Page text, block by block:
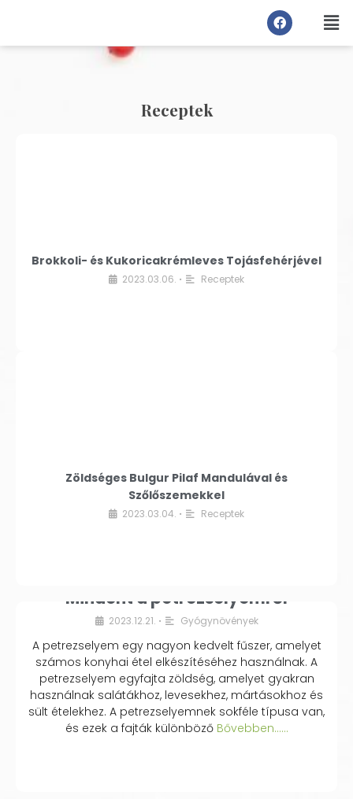
Receptek
Brokkoli- és Kukoricakrémleves Tojásfehérjével
2023.03.06. • Receptek
Zöldséges Bulgur Pilaf Mandulával és
Szőlőszemekkel
2023.03.04. • Receptek
Mindent a petrezselyemről
2023.12.21. • Gyógynövények
A petrezselyem egy nagyon kedvelt fűszer, amelyet
számos konyhai étel elkészítéséhez használnak. A
petrezselyem egyfajta zöldség, amelyet gyakran
használnak salátákhoz, levesekhez, mártásokhoz és
sült ételekhez. A petrezselyemnek sokféle típusa van,
és ezek a fajták különbözőBővebben...…